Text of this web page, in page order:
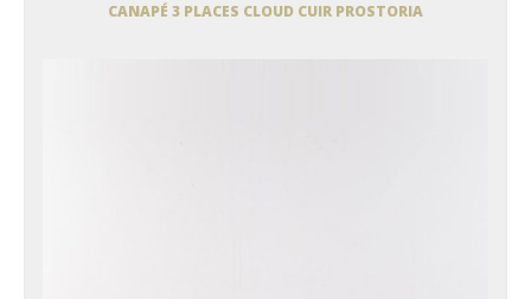
CANAPÉ 3 PLACES CLOUD CUIR PROSTORIA